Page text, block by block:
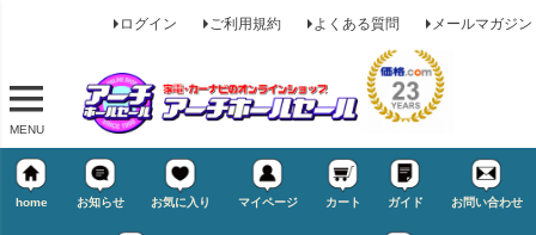
ログイン ご利用規約 よくある質問 メールマガジン
MENU
home お知らせ お気に入り マイページ カート ガイド お問い合わせ